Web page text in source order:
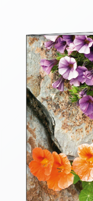
Sortimente
Themen
Anlässe
Geburtstag
Wünsche
Segenswünsche
Lebensart
Dank
Freundschaft